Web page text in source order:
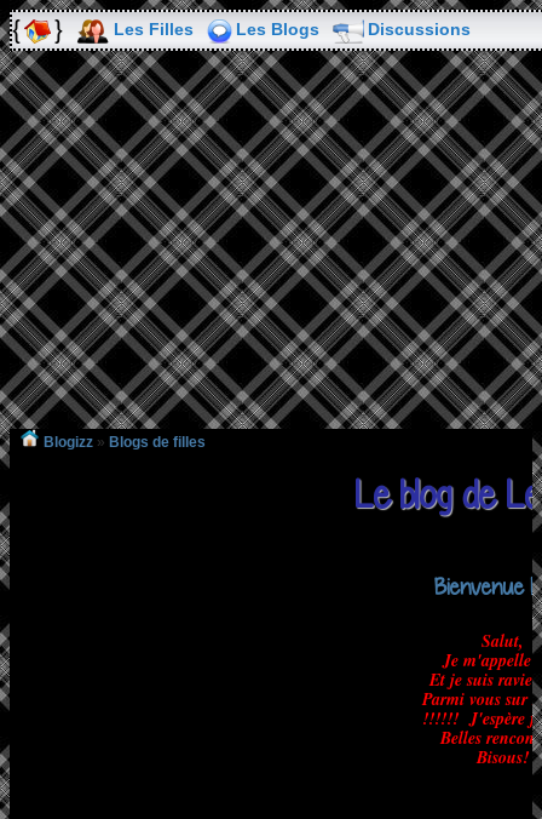
Les Filles Les Blogs Discussions
Blogizz » Blogs de filles
Le blog de
Bienvenue
Salut,
Je m'appelle
Et je suis ravie
Parmi vous sur
!!!!!! J'espère
Belles
Bisous!